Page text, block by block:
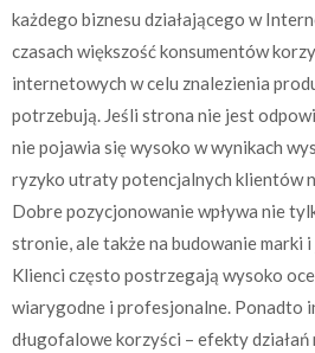
każdego biznesu działającego w
czasach większość konsumentów
internetowych w celu znalezienia
potrzebują. Jeśli strona nie jest
nie pojawia się wysoko w wynikach
ryzyko utraty potencjalnych klientów
Dobre pozycjonowanie wpływa nie
stronie, ale także na budowanie marki
Klienci często postrzegają wysoko
wiarygodne i profesjonalne. Ponadto
długofalowe korzyści – efekty